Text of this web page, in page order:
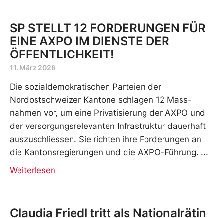
SP STELLT 12 FORDERUNGEN FÜR
EINE AXPO IM DIENSTE DER
ÖFFENTLICHKEIT!
11. März 2026
Die sozialdemokratischen Parteien der
Nordostschweizer Kantone schlagen 12 Mass-
nahmen vor, um eine Privatisierung der AXPO und
der versorgungsrelevanten Infrastruktur dauerhaft
auszuschliessen. Sie richten ihre Forderungen an
die Kantonsregierungen und die AXPO-Führung.
Weiterlesen
Claudia Friedl tritt als Nationalrätin